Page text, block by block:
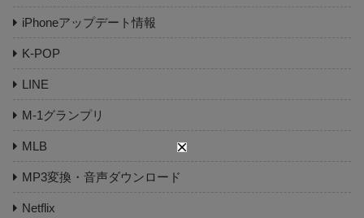
iPhoneアップデート情報
K-POP
LINE
M-1グランプリ
MLB
MP3変換・音声ダウンロード
Netflix